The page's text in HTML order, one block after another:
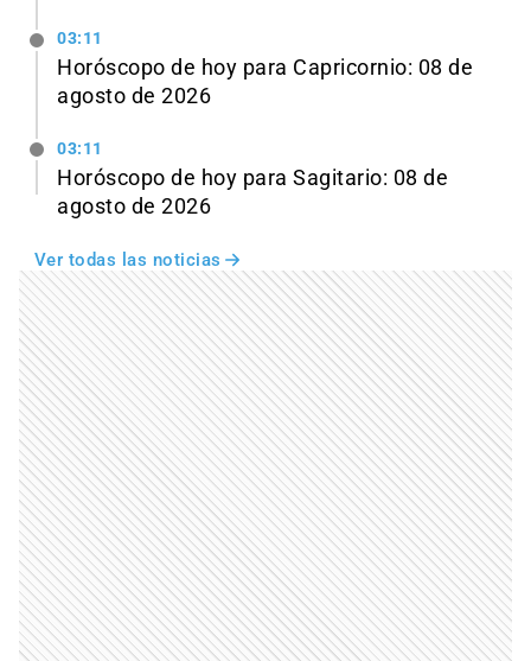
03:11
Horóscopo de hoy para Capricornio: 08 de
agosto de 2026
03:11
Horóscopo de hoy para Sagitario: 08 de
agosto de 2026
Ver todas las noticias